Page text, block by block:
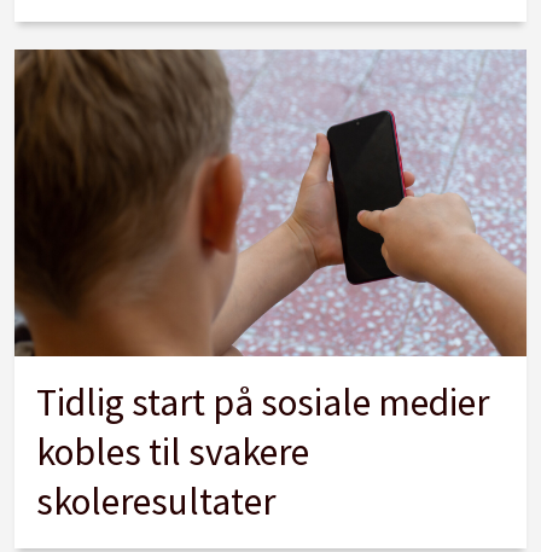
Tidlig start på sosiale medier
kobles til svakere
skoleresultater